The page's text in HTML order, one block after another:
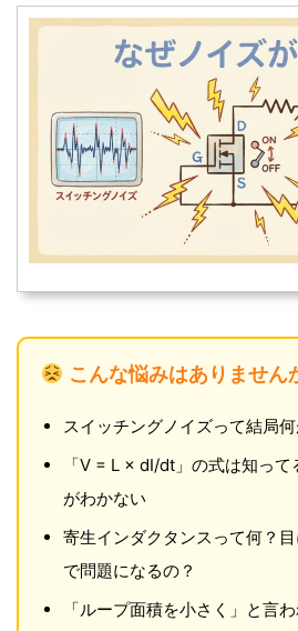
こんな悩みはありません
スイッチングノイズって結局
「V = L × dI/dt」の式は知っ
がわかない
寄生インダクタンスって何？
で問題になるの？
「ループ面積を小さく」と言